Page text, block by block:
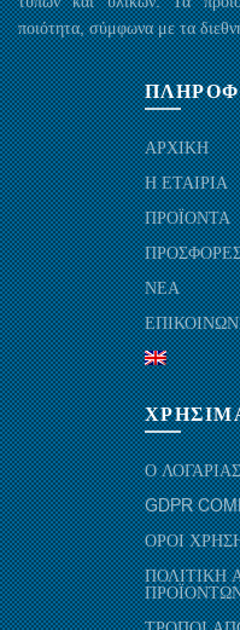
ποιότητα, σύμφωνα με τα
ΑΡΧΙΚΗ
Η ΕΤΑΙΡΙΑ
ΠΡΟΪΟΝΤΑ
ΝΕΑ
Ο
GDPR
ΟΡΟΙ
ΠΟΛΙΤΙΚΗ